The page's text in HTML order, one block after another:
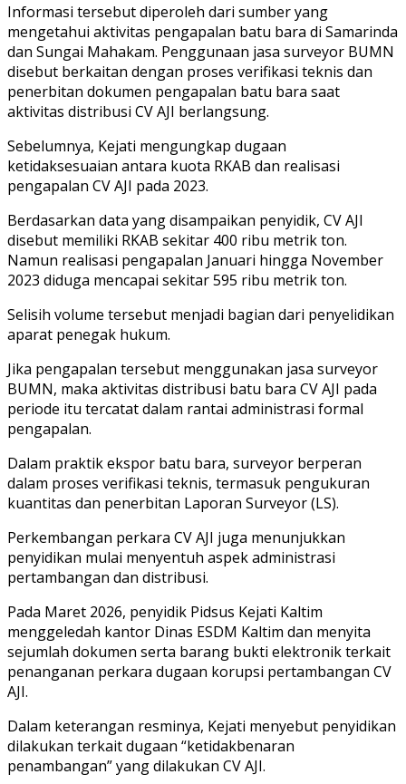
Informasi tersebut diperoleh dari sumber yang
mengetahui aktivitas pengapalan batu bara di Samarinda
dan Sungai Mahakam. Penggunaan jasa surveyor BUMN
disebut berkaitan dengan proses verifikasi teknis dan
penerbitan dokumen pengapalan batu bara saat
aktivitas distribusi CV AJI berlangsung.
Sebelumnya, Kejati mengungkap dugaan
ketidaksesuaian antara kuota RKAB dan realisasi
pengapalan CV AJI pada 2023.
Berdasarkan data yang disampaikan penyidik, CV AJI
disebut memiliki RKAB sekitar 400 ribu metrik ton.
Namun realisasi pengapalan Januari hingga November
2023 diduga mencapai sekitar 595 ribu metrik ton.
Selisih volume tersebut menjadi bagian dari penyelidikan
aparat penegak hukum.
Jika pengapalan tersebut menggunakan jasa surveyor
BUMN, maka aktivitas distribusi batu bara CV AJI pada
periode itu tercatat dalam rantai administrasi formal
pengapalan.
Dalam praktik ekspor batu bara, surveyor berperan
dalam proses verifikasi teknis, termasuk pengukuran
kuantitas dan penerbitan Laporan Surveyor (LS).
Perkembangan perkara CV AJI juga menunjukkan
penyidikan mulai menyentuh aspek administrasi
pertambangan dan distribusi.
Pada Maret 2026, penyidik Pidsus Kejati Kaltim
menggeledah kantor Dinas ESDM Kaltim dan menyita
sejumlah dokumen serta barang bukti elektronik terkait
penanganan perkara dugaan korupsi pertambangan CV
AJI.
Dalam keterangan resminya, Kejati menyebut penyidikan
dilakukan terkait dugaan “ketidakbenaran
penambangan” yang dilakukan CV AJI.